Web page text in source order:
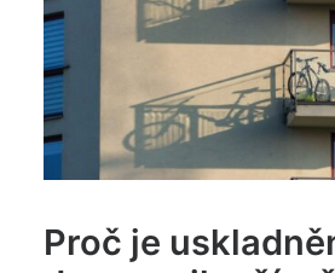
Proč je